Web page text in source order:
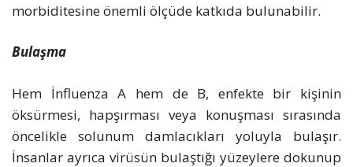
morbiditesine önemli ölçüde katkıda bulunabilir.
Bulaşma
Hem İnfluenza A hem de B, enfekte bir kişinin
öksürmesi, hapşırması veya konuşması sırasında
öncelikle solunum damlacıkları yoluyla bulaşır.
İnsanlar ayrıca virüsün bulaştığı yüzeylere dokunup